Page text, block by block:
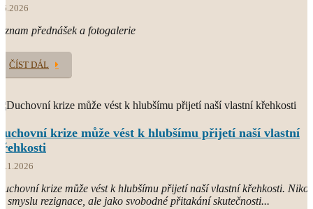
přednášek a fotogalerie
ČÍST DÁL
krize může vést k hlubšímu přijetí naší vlastní
krize může vést k hlubšímu přijetí naší vlastní křehkosti.
smyslu rezignace, ale jako svobodné přitakání skutečnosti...